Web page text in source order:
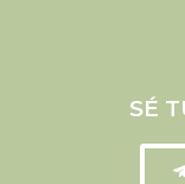
SÉ